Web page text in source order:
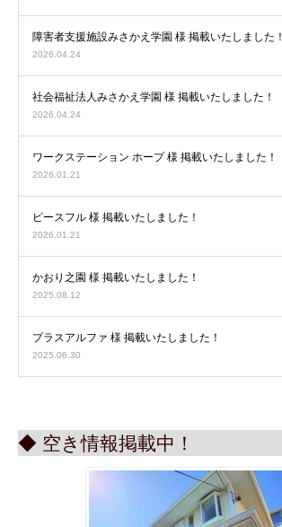
障害者支援施設みさかえ学園 様 掲載いたしました！
2026.04.24
社会福祉法人みさかえ学園 様 掲載いたしました！
2026.04.24
ワークステーション ホープ 様 掲載いたしました！
2026.01.21
ピースフル 様 掲載いたしました！
2026.01.21
かおり之園 様 掲載いたしました！
2025.08.12
プラスアルファ 様 掲載いたしました！
2025.06.30
◆ 空き情報掲載中！